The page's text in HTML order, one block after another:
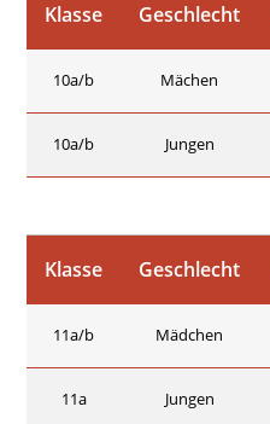
Klasse Geschlecht
10a/b Mächen
10a/b Jungen
Klasse Geschlecht
11a/b Mädchen
11a Jungen